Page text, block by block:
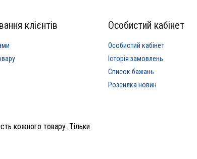
клієнтів Особистий кабінет
Особистий кабінет
Історія замовлень
Список бажань
Розсилка новин
кожного товару. Тільки